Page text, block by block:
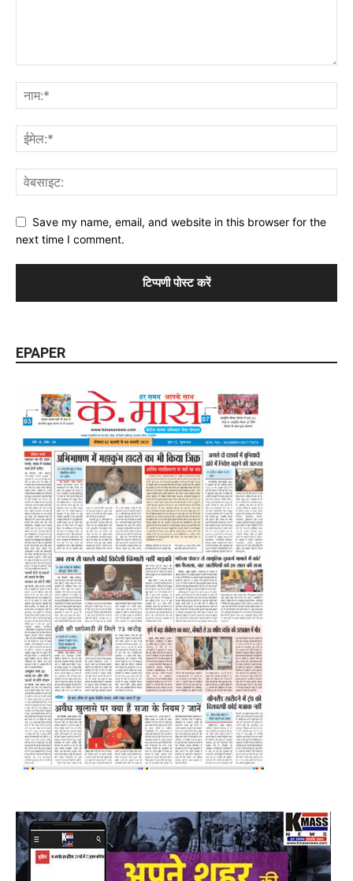
Save my name, email, and website in this browser for the
next time I comment.
EPAPER